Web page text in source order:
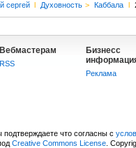
сергей l Духовность > Каббала l
Вебмастерам
RSS
Бизнесс
Реклама
что согласны с
Creative Commons License.